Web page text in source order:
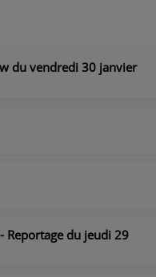
du vendredi 30 janvier
Reportage du jeudi 29